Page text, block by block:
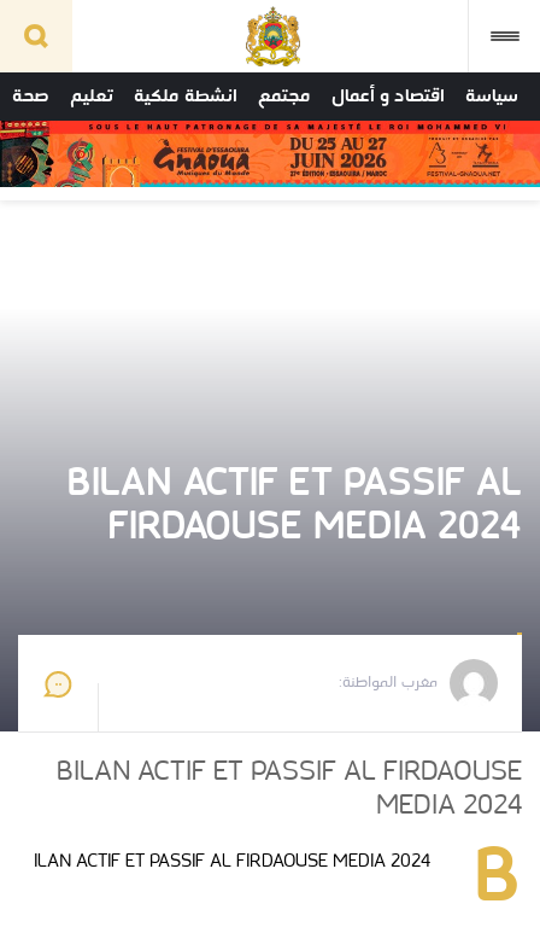
سياسة اقتصاد و أعمال مجتمع انشطة ملكية تعليم صحة
BILAN ACTIF ET PASSIF AL
FIRDAOUSE MEDIA 2024
مغرب المواطنة:
BILAN ACTIF ET PASSIF AL FIRDAOUSE
MEDIA 2024
B
ILAN ACTIF ET PASSIF AL FIRDAOUSE MEDIA 2024